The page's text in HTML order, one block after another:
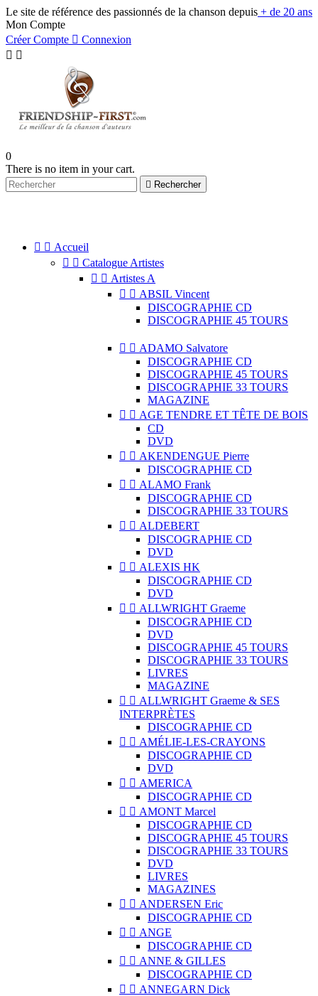
Le site de référence des passionnés de la chanson depuis + de 20 ans
Mon Compte
Créer Compte  Connexion
 
0
There is no item in your cart.
 Rechercher
  Accueil
  Catalogue Artistes
  Artistes A
  ABSIL Vincent
DISCOGRAPHIE CD
DISCOGRAPHIE 45 TOURS
  ADAMO Salvatore
DISCOGRAPHIE CD
DISCOGRAPHIE 45 TOURS
DISCOGRAPHIE 33 TOURS
MAGAZINE
  AGE TENDRE ET TÊTE DE BOIS
CD
DVD
  AKENDENGUE Pierre
DISCOGRAPHIE CD
  ALAMO Frank
DISCOGRAPHIE CD
DISCOGRAPHIE 33 TOURS
  ALDEBERT
DISCOGRAPHIE CD
DVD
  ALEXIS HK
DISCOGRAPHIE CD
DVD
  ALLWRIGHT Graeme
DISCOGRAPHIE CD
DVD
DISCOGRAPHIE 45 TOURS
DISCOGRAPHIE 33 TOURS
LIVRES
MAGAZINE
  ALLWRIGHT Graeme & SES
INTERPRÈTES
DISCOGRAPHIE CD
  AMÉLIE-LES-CRAYONS
DISCOGRAPHIE CD
DVD
  AMERICA
DISCOGRAPHIE CD
  AMONT Marcel
DISCOGRAPHIE CD
DISCOGRAPHIE 45 TOURS
DISCOGRAPHIE 33 TOURS
DVD
LIVRES
MAGAZINES
  ANDERSEN Eric
DISCOGRAPHIE CD
  ANGE
DISCOGRAPHIE CD
  ANNE & GILLES
DISCOGRAPHIE CD
  ANNEGARN Dick